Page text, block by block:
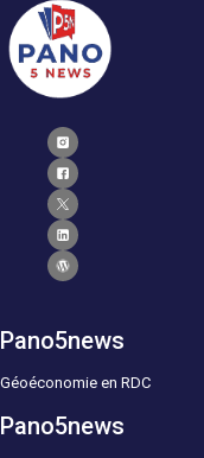
Pano5news
Géoéconomie en RDC
Pano5news